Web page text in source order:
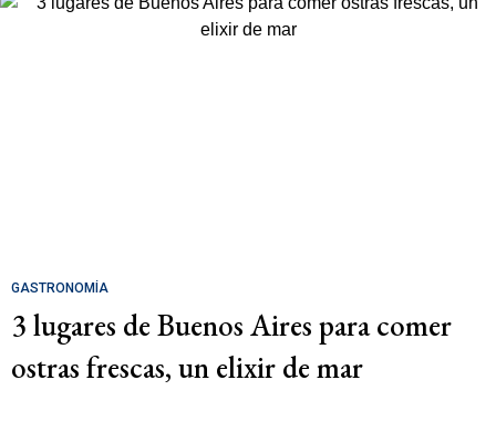
GASTRONOMÍA
3 lugares de Buenos Aires para comer
ostras frescas, un elixir de mar